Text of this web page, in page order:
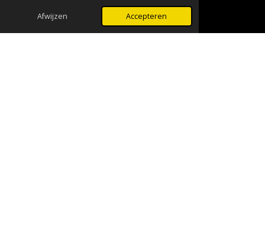
Afwijzen Accepteren
WhatsApp